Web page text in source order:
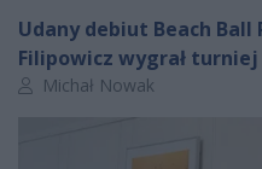
Udany debiut Beach
Filipowicz wygrał turniej
Autor artykułu:
Michał Nowak